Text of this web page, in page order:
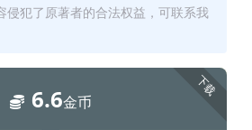
侵犯了原著者的合法权益，可联系我
下载
6.6金币